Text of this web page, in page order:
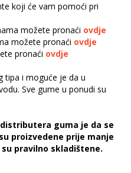
koji će vam pomoći pri
možete pronaći ovdje
možete pronaći ovdje
pronaći ovdje
tipa i moguće je da u
Sve gume u ponudi su
guma je da se
proizvedene prije manje
pravilno skladištene.